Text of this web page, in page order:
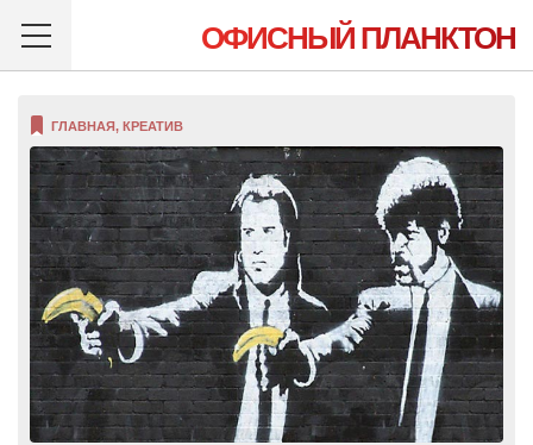
ОФИСНЫЙ ПЛАНКТОН
ГЛАВНАЯ, КРЕАТИВ